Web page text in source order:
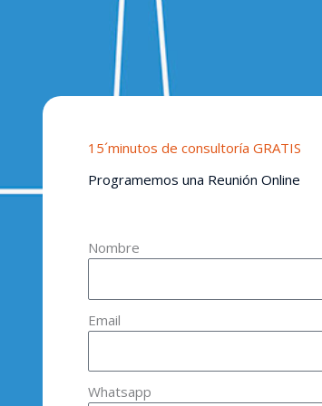
15´minutos de consultoría GRATIS
Programemos una Reunión Online
Nombre
Email
Whatsapp